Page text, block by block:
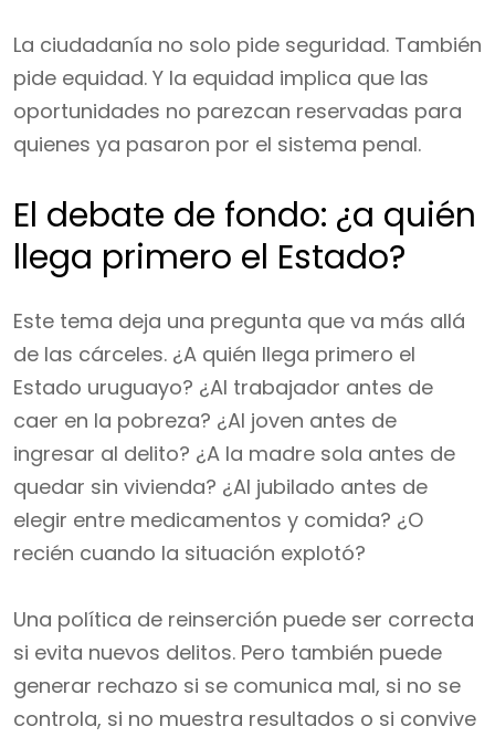
La ciudadanía no solo pide seguridad. También
pide equidad. Y la equidad implica que las
oportunidades no parezcan reservadas para
quienes ya pasaron por el sistema penal.
El debate de fondo: ¿a quién
llega primero el Estado?
Este tema deja una pregunta que va más allá
de las cárceles. ¿A quién llega primero el
Estado uruguayo? ¿Al trabajador antes de
caer en la pobreza? ¿Al joven antes de
ingresar al delito? ¿A la madre sola antes de
quedar sin vivienda? ¿Al jubilado antes de
elegir entre medicamentos y comida? ¿O
recién cuando la situación explotó?
Una política de reinserción puede ser correcta
si evita nuevos delitos. Pero también puede
generar rechazo si se comunica mal, si no se
controla, si no muestra resultados o si convive